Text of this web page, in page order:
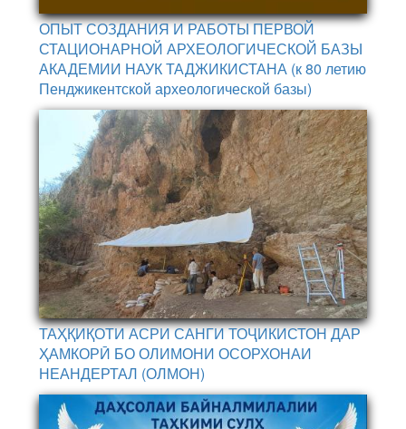
ОПЫТ СОЗДАНИЯ И РАБОТЫ ПЕРВОЙ
СТАЦИОНАРНОЙ АРХЕОЛОГИЧЕСКОЙ БАЗЫ
АКАДЕМИИ НАУК ТАДЖИКИСТАНА (к 80 летию
Пенджикентской археологической базы)
ТАҲҚИҚОТИ АСРИ САНГИ ТОҶИКИСТОН ДАР
ҲАМКОРӢ БО ОЛИМОНИ ОСОРХОНАИ
НЕАНДЕРТАЛ (ОЛМОН)